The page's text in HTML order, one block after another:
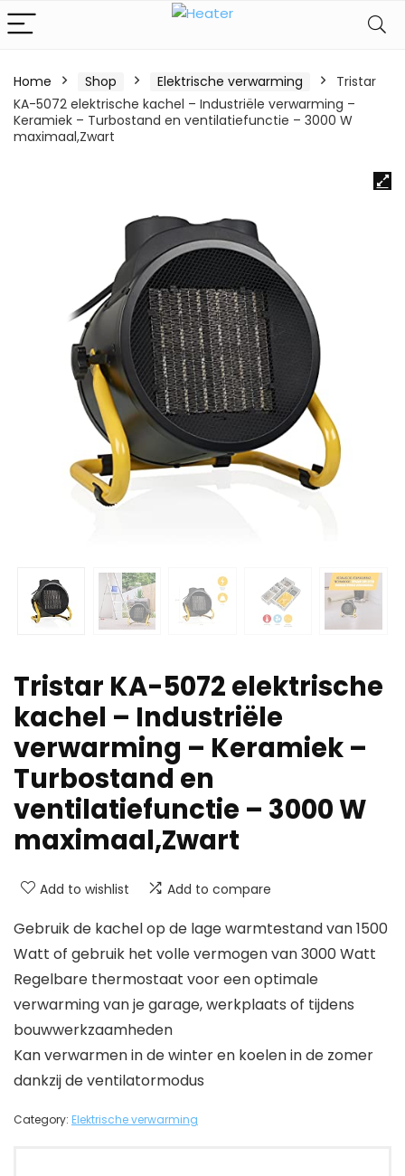
Home Shop Elektrische verwarming
Tristar
KA-5072 elektrische kachel – Industriële verwarming –
Keramiek – Turbostand en ventilatiefunctie – 3000 W
maximaal,Zwart
Tristar KA-5072 elektrische
kachel – Industriële
verwarming – Keramiek –
Turbostand en
ventilatiefunctie – 3000 W
maximaal,Zwart
Add to wishlist Add to compare
Gebruik de kachel op de lage warmtestand van 1500
Watt of gebruik het volle vermogen van 3000 Watt
Regelbare thermostaat voor een optimale
verwarming van je garage, werkplaats of tijdens
bouwwerkzaamheden
Kan verwarmen in de winter en koelen in de zomer
dankzij de ventilatormodus
Category: Elektrische verwarming